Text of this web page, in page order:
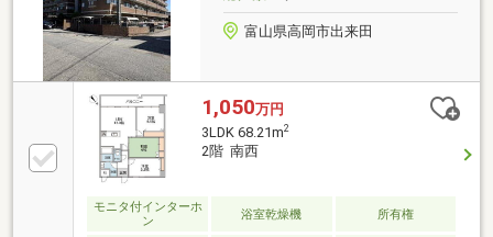
富山県高岡市出来田
1,050万円
3LDK 68.21m2
2階 南西
モニタ付インターホ
ン
浴室乾燥機 所有権